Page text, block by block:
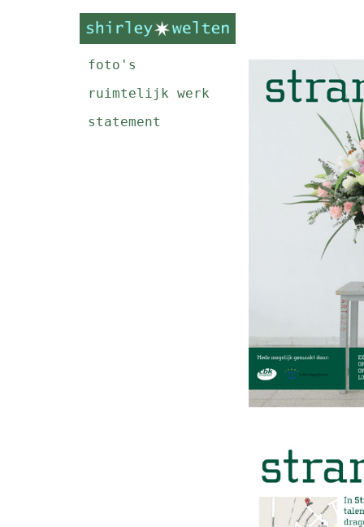
foto's
ruimtelijk werk
statement